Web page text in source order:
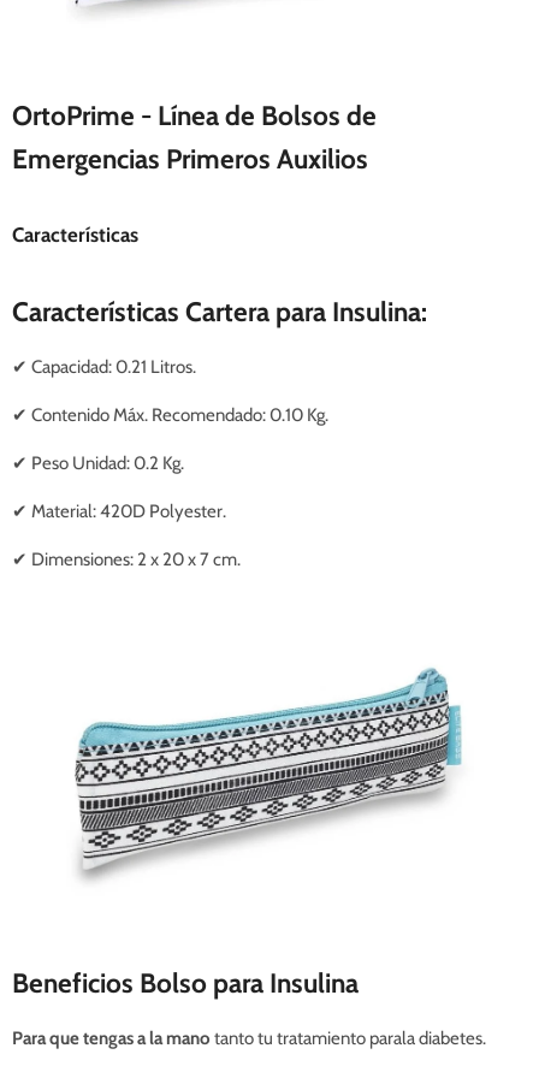
OrtoPrime - Línea de Bolsos de
Emergencias Primeros Auxilios
Características
Características Cartera para Insulina:
✔ Capacidad: 0.21 Litros.
✔ Contenido Máx. Recomendado: 0.10 Kg.
✔ Peso Unidad: 0.2 Kg.
✔ Material: 420D Polyester.
✔ Dimensiones: 2 x 20 x 7 cm.
Beneficios Bolso para Insulina
Para que tengas a la mano tanto tu tratamiento parala diabetes.